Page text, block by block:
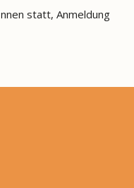
statt, Anmeldung